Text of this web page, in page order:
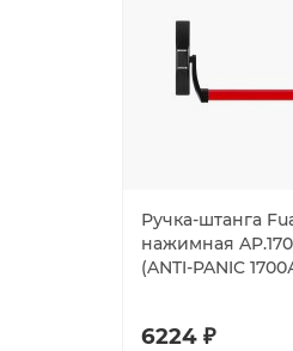
Ручка-штанга
нажимная
(ANTI-PANIC
6224 ₽